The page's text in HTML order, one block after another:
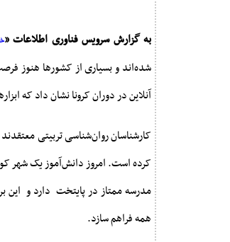
به گزارش سرویس فناوری اطلاعات «
شده‌اند و بسیاری از کشورها هنوز
آنلاین در دوران کرونا نشان داد که
کارشناسان روان‌شناسی تربیتی
کرده است. امروز دانش‌آموز یک شهر
مدرسه ممتاز در پایتخت دارد و این
همه فراهم سازد.